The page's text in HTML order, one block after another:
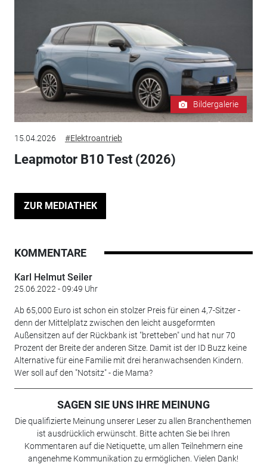
Bildergalerie
15.04.2026 #Elektroantrieb
Leapmotor B10 Test (2026)
ZUR MEDIATHEK
KOMMENTARE
Karl Helmut Seiler
25.06.2022 - 09:49 Uhr
Ab 65,000 Euro ist schon ein stolzer Preis für einen 4,7-Sitzer -
denn der Mittelplatz zwischen den leicht ausgeformten
Außensitzen auf der Rückbank ist "bretteben" und hat nur 70
Prozent der Breite der anderen Sitze. Damit ist der ID Buzz keine
Alternative für eine Familie mit drei heranwachsenden Kindern.
Wer soll auf den "Notsitz" - die Mama?
SAGEN SIE UNS IHRE MEINUNG
Die qualifizierte Meinung unserer Leser zu allen Branchenthemen
ist ausdrücklich erwünscht. Bitte achten Sie bei Ihren
Kommentaren auf die Netiquette, um allen Teilnehmern eine
angenehme Kommunikation zu ermöglichen. Vielen Dank!